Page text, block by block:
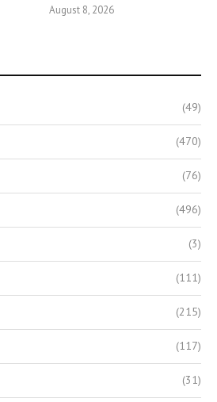
August 8, 2026
(49)
(470)
(76)
(496)
(3)
(111)
(215)
(117)
(31)